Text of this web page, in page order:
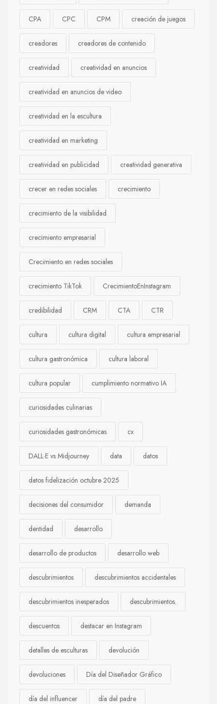
CPA CPC CPM creación de juegos
creadores creadores de contenido
creatividad creatividad en anuncios
creatividad en anuncios de video
creatividad en la escultura
creatividad en marketing
creatividad en publicidad creatividad generativa
crecer en redes sociales crecimiento
crecimiento de la visibilidad
crecimiento empresarial
Crecimiento en redes sociales
crecimiento TikTok CrecimientoEnInstagram
credibilidad CRM CTA CTR
cultura cultura digital cultura empresarial
cultura gastronómica cultura laboral
cultura popular cumplimiento normativo IA
curiosidades culinarias
curiosidades gastronómicas cx
DALL·E vs Midjourney data datos
datos fidelización octubre 2025
decisiones del consumidor demanda
dentidad desarrollo
desarrollo de productos desarrollo web
descubrimientos descubrimientos accidentales
descubrimientos inesperados descubrimientos.
descuentos destacar en Instagram
detalles de esculturas devolución
devoluciones Día del Diseñador Gráfico
día del influencer día del padre